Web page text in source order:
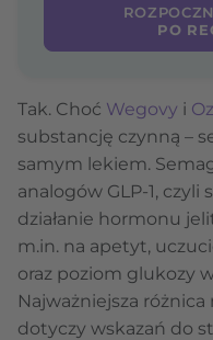
PO
Tak. Choć Wegovy i
substancję czynną –
samym lekiem.
analogów GLP-1,
działanie hormonu
m.in. na apetyt,
oraz poziom glukozy
Najważniejsza
dotyczy wskazań do